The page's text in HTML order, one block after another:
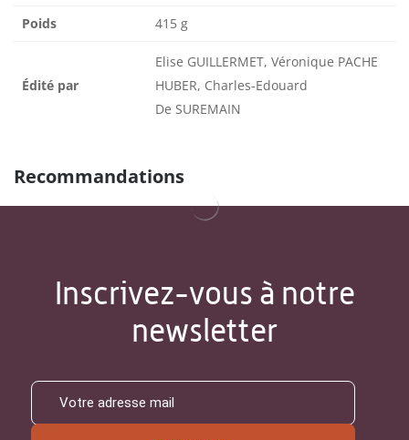
Poids 415 g
Édité par
Elise GUILLERMET, Véronique PACHE
HUBER, Charles-Edouard
De SUREMAIN
Recommandations
Inscrivez-vous à notre
newsletter